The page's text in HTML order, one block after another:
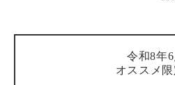
令和8年6
オススメ